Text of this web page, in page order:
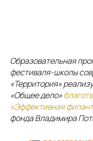
Образовательная
фестиваля-школы
«Территория»
«Общее дело»
«Эффективная
фонда Владимира